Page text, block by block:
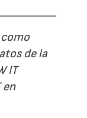
de la
IT
en